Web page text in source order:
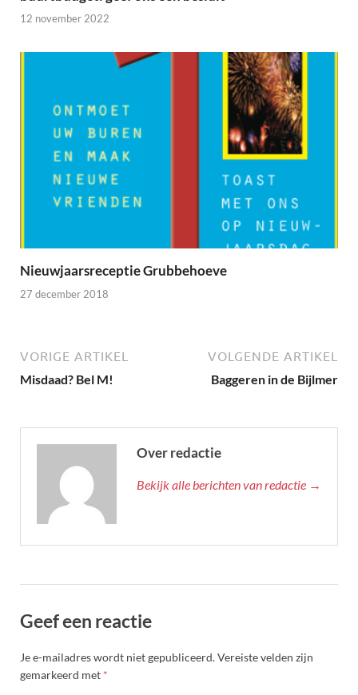
12 november 2022
Nieuwjaarsreceptie Grubbehoeve
27 december 2018
VORIGE ARTIKEL
Misdaad? Bel M!
VOLGENDE ARTIKEL
Baggeren in de Bijlmer
Over redactie
Bekijk alle berichten van redactie →
Geef een reactie
Je e-mailadres wordt niet gepubliceerd.Vereiste velden zijn
gemarkeerd met *